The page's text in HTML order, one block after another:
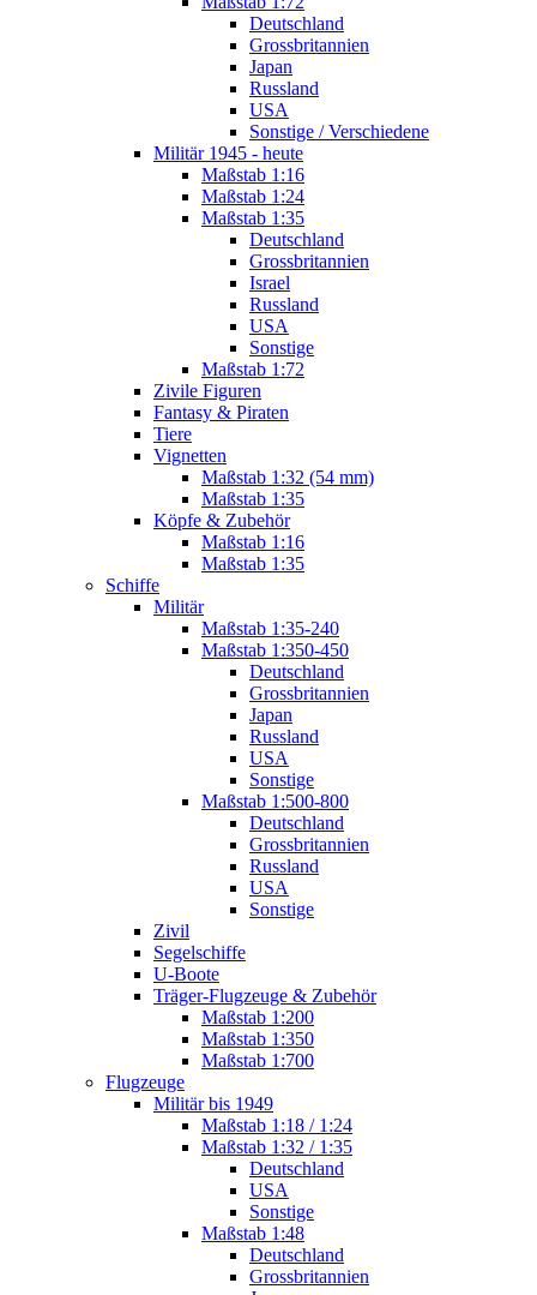
Deutschland
Grossbritannien
Japan
Russland
USA
Sonstige / Verschiedene
Militär 1945 - heute
Maßstab 1:16
Maßstab 1:24
Maßstab 1:35
Deutschland
Grossbritannien
Israel
Russland
USA
Sonstige
Maßstab 1:72
Zivile Figuren
Fantasy & Piraten
Tiere
Vignetten
Maßstab 1:32 (54 mm)
Maßstab 1:35
Köpfe & Zubehör
Maßstab 1:16
Maßstab 1:35
Schiffe
Militär
Maßstab 1:35-240
Maßstab 1:350-450
Deutschland
Grossbritannien
Japan
Russland
USA
Sonstige
Maßstab 1:500-800
Deutschland
Grossbritannien
Russland
USA
Sonstige
Zivil
Segelschiffe
U-Boote
Träger-Flugzeuge & Zubehör
Maßstab 1:200
Maßstab 1:350
Maßstab 1:700
Flugzeuge
Militär bis 1949
Maßstab 1:18 / 1:24
Maßstab 1:32 / 1:35
Deutschland
USA
Sonstige
Maßstab 1:48
Deutschland
Grossbritannien